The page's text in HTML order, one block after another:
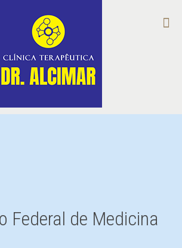
Federal de Medicina